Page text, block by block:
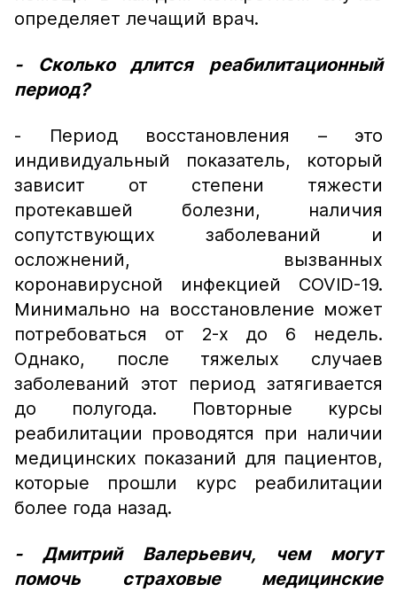
определяет лечащий врач.
- Сколько длится реабилитационный
период?
- Период восстановления – это
индивидуальный показатель, который
зависит от степени тяжести
протекавшей болезни, наличия
сопутствующих заболеваний и
осложнений, вызванных
коронавирусной инфекцией COVID-19.
Минимально на восстановление может
потребоваться от 2-х до 6 недель.
Однако, после тяжелых случаев
заболеваний этот период затягивается
до полугода. Повторные курсы
реабилитации проводятся при наличии
медицинских показаний для пациентов,
которые прошли курс реабилитации
более года назад.
- Дмитрий Валерьевич, чем могут
помочь страховые медицинские